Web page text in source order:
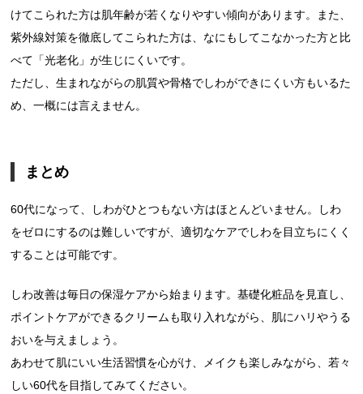
けてこられた方は肌年齢が若くなりやすい傾向があります。また、
紫外線対策を徹底してこられた方は、なにもしてこなかった方と比
べて「光老化」が生じにくいです。
ただし、生まれながらの肌質や骨格でしわができにくい方もいるた
め、一概には言えません。
まとめ
60代になって、しわがひとつもない方はほとんどいません。しわ
をゼロにするのは難しいですが、適切なケアでしわを目立ちにくく
することは可能です。
しわ改善は毎日の保湿ケアから始まります。基礎化粧品を見直し、
ポイントケアができるクリームも取り入れながら、肌にハリやうる
おいを与えましょう。
あわせて肌にいい生活習慣を心がけ、メイクも楽しみながら、若々
しい60代を目指してみてください。